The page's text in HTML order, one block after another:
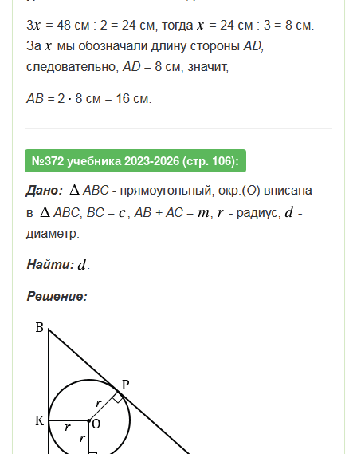
№372 учебника 2023-2026 (стр. 106):